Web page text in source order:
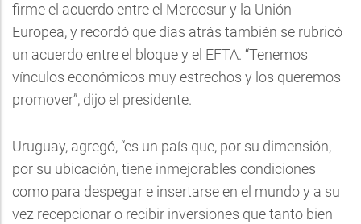
firme el acuerdo entre el Mercosur y la Unión
Europea, y recordó que días atrás también se rubricó
un acuerdo entre el bloque y el EFTA. “Tenemos
vínculos económicos muy estrechos y los queremos
promover”, dijo el presidente.
Uruguay, agregó, “es un país que, por su dimensión,
por su ubicación, tiene inmejorables condiciones
como para despegar e insertarse en el mundo y a su
vez recepcionar o recibir inversiones que tanto bien